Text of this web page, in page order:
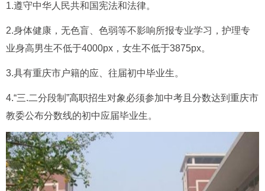
1.遵守中华人民共和国宪法和法律。
2.身体健康，无色盲、色弱等不影响所报专业学习，护理专
业身高男生不低于4000px，女生不低于3875px。
3.具有重庆市户籍的应、往届初中毕业生。
4.“三.二分段制”高职招生对象必须参加中考且分数达到重庆市
教委公布分数线的初中应届毕业生。